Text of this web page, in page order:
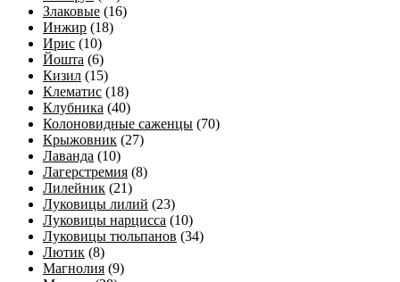
Злаковые (16)
Инжир (18)
Ирис (10)
Йошта (6)
Кизил (15)
Клематис (18)
Клубника (40)
Колоновидные саженцы (70)
Крыжовник (27)
Лаванда (10)
Лагерстремия (8)
Лилейник (21)
Луковицы лилий (23)
Луковицы нарцисса (10)
Луковицы тюльпанов (34)
Лютик (8)
Магнолия (9)